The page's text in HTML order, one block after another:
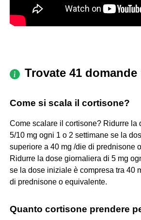
Trovate 41
Come si scala il cortisone?
Come scalare il cortisone? Ridurre la
5/10 mg ogni 1 o 2 settimane se la
superiore a 40 mg /die di prednisone
Ridurre la dose giornaliera di 5 mg
se la dose iniziale è compresa tra 40
di prednisone o equivalente.
Quanto cortisone prendere